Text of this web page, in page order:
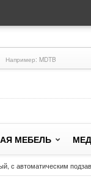
МЕБЕЛЬ
с автоматическим